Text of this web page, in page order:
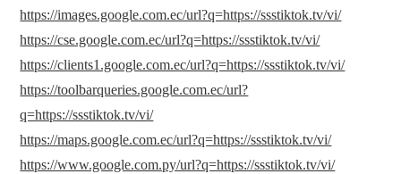
https://images.google.com.ec/url?q=https://ssstiktok.tv/vi/
https://cse.google.com.ec/url?q=https://ssstiktok.tv/vi/
https://clients1.google.com.ec/url?q=https://ssstiktok.tv/vi/
https://toolbarqueries.google.com.ec/url?
q=https://ssstiktok.tv/vi/
https://maps.google.com.ec/url?q=https://ssstiktok.tv/vi/
https://www.google.com.py/url?q=https://ssstiktok.tv/vi/